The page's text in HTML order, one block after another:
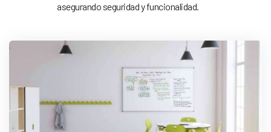
asegurando seguridad y funcionalidad.